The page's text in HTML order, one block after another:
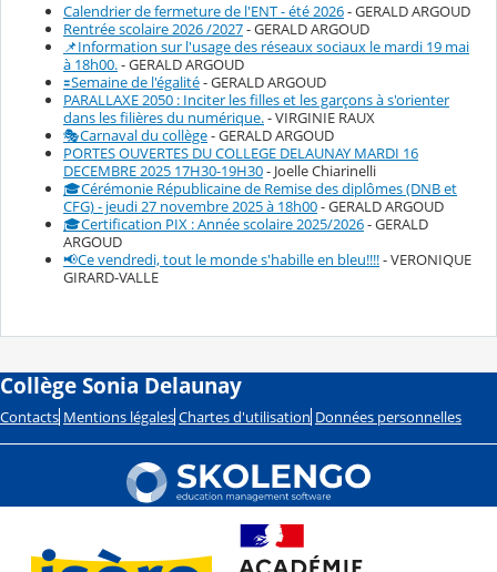
Calendrier de fermeture de l'ENT - été 2026- GERALD ARGOUD
Rentrée scolaire 2026 /2027- GERALD ARGOUD
📌Information sur l'usage des réseaux sociaux le mardi 19 mai
à 18h00.- GERALD ARGOUD
🟰Semaine de l'égalité- GERALD ARGOUD
PARALLAXE 2050 : Inciter les filles et les garçons à s'orienter
dans les filières du numérique.- VIRGINIE RAUX
🎭Carnaval du collège- GERALD ARGOUD
PORTES OUVERTES DU COLLEGE DELAUNAY MARDI 16
DECEMBRE 2025 17H30-19H30- Joelle Chiarinelli
🎓Cérémonie Républicaine de Remise des diplômes (DNB et
CFG) - jeudi 27 novembre 2025 à 18h00- GERALD ARGOUD
🎓Certification PIX : Année scolaire 2025/2026- GERALD
ARGOUD
📢Ce vendredi, tout le monde s'habille en bleu!!!!- VERONIQUE
GIRARD-VALLE
Collège Sonia Delaunay
Contacts Mentions légales Chartes d'utilisation Données personnelles